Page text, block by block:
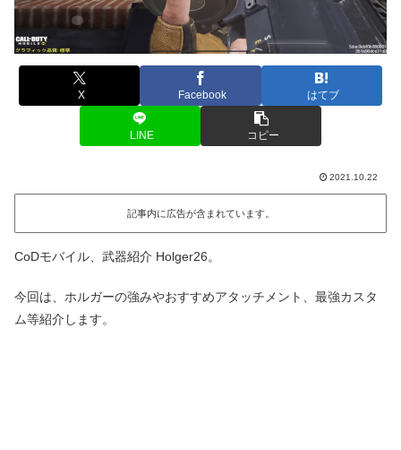
X Facebook はてブ
LINE コピー
2021.10.22
記事内に広告が含まれています。
CoDモバイル、武器紹介 Holger26。
今回は、ホルガーの強みやおすすめアタッチメント、最強カスタ
ム等紹介します。